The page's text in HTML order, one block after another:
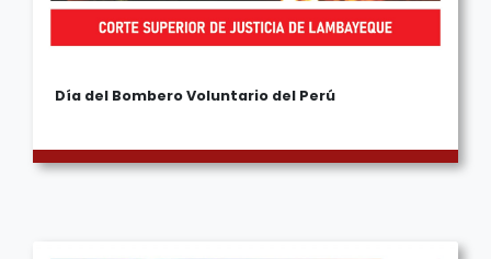
Día del Bombero Voluntario del Perú